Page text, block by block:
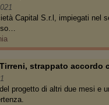
Capital S.r.l, impiegati nel
Tirreni, strappato accordo
progetto di altri due mesi e